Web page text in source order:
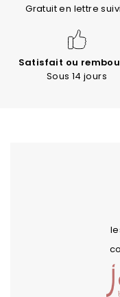
Gratuit en lettre
Satisfait ou
Sous 14 jours